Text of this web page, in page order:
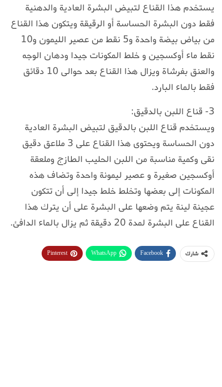
يستخدم هذا القناع لتبيض البشرة العادية والدهنية
فقط دون البشرة الحساسة أو الرقيقة ويتكون هذا القناع
من بياض بيضة واحدة و5 نقط من عصير الليمون و10
نقط ماء أوكسجين و خلط المكونات جيدا ودهان الوجه
والعنق بفرشاة ويزال هذا القناع بعد حوالى 10 دقائق
فقط بالماء البارد.
3- قناع اللبن بالدقيق:
ويستخدم قناع اللبن بالدقيق لتبيض البشرة العادية
دون الحساسة ويحتوى هذا القناع على 3 ملاعق دقيق
نقى وكمية مناسبة من اللبن الحليب الطازج وملعقة
أوكسجين صغيرة و عصير ليمونة واحدة وتضاف هذه
المكونات إلى بعضها وتخلط خلط جيدا إلى أن تتكون
عجينة لينة يتم وضعها على البشرة على أن يترك هذا
القناع على البشرة لمدة 20 دقيقة ثم يزال بالماء الدافئ.
شارك Facebook
WhatsApp
Pinterest